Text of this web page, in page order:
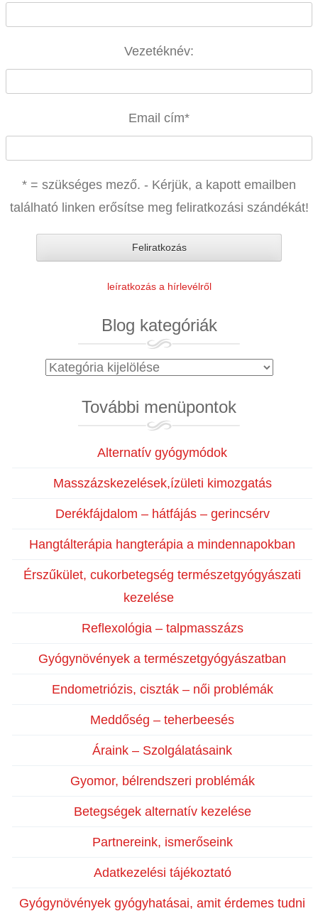
Vezetéknév:
Email cím*
* = szükséges mező. - Kérjük, a kapott emailben
található linken erősítse meg feliratkozási szándékát!
leíratkozás a hírlevélről
Blog kategóriák
Blog
További menüpontok
Alternatív gyógymódok
Masszázskezelések,ízületi kimozgatás
Derékfájdalom – hátfájás – gerincsérv
Hangtálterápia hangterápia a mindennapokban
Érszűkület, cukorbetegség természetgyógyászati
kezelése
Reflexológia – talpmasszázs
Gyógynövények a természetgyógyászatban
Endometriózis, ciszták – női problémák
Meddőség – teherbeesés
Áraink – Szolgálatásaink
Gyomor, bélrendszeri problémák
Betegségek alternatív kezelése
Partnereink, ismerőseink
Adatkezelési tájékoztató
Gyógynövények gyógyhatásai, amit érdemes tudni